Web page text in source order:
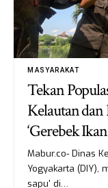
MASYARAKAT
Tekan
Kelautan
‘Gerebek
Mabur.co- Dinas
Yogyakarta (DIY),
sapu' di…